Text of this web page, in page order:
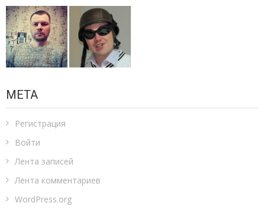
МЕТА
Регистрация
Войти
Лента записей
Лента комментариев
WordPress.org